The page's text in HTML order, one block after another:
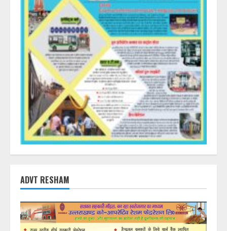
ADVT RESHAM